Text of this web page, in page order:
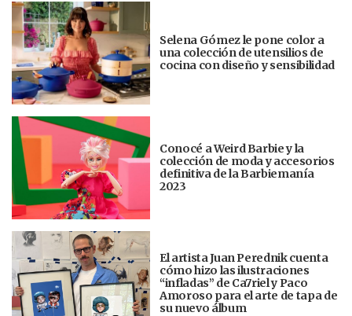
Selena Gómez le pone color a
una colección de utensilios de
cocina con diseño y sensibilidad
Conocé a Weird Barbie y la
colección de moda y accesorios
definitiva de la Barbiemanía
2023
El artista Juan Perednik cuenta
cómo hizo las ilustraciones
“infladas” de Ca7riel y Paco
Amoroso para el arte de tapa de
su nuevo álbum